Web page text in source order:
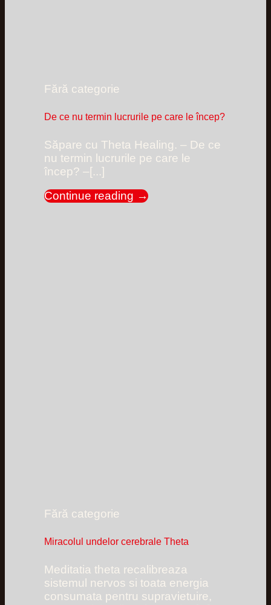
Fără categorie
De ce nu termin lucrurile pe care le încep?
Săpare cu Theta Healing. – De ce
nu termin lucrurile pe care le
încep? –[...]
Continue reading →
Fără categorie
Miracolul undelor cerebrale Theta
Meditatia theta recalibreaza
sistemul nervos si toata energia
consumata pentru supravietuire,